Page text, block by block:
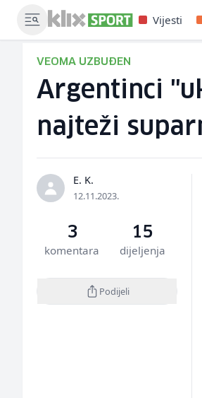
Vijesti
VEOMA UZBUĐEN
Argentinci
najteži
E. K.
12.11.2023.
3
komentara
15
dijeljenja
Podijeli